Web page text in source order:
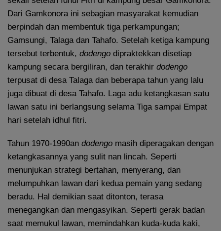
Dari Gamkonora ini sebagian masyarakat kemudian
berpindah dan membentuk tiga perkampungan;
Gamsungi, Talaga dan Tahafo. Setelah ketiga kampung
tersebut terbentuk, dodengo dipraktekkan disetiap
kampung secara bergiliran, dan terakhir dodengo
terpusat di desa Talaga dan beberapa tahun yang lalu
juga dibuat di desa Tahafo. Laga adu ketangkasan satu
lawan satu ini berlangsung selama Tiga sampai Empat
hari setelah idhul fitri.
Tahun 1970-1990an dodengo masih diperagakan dengan
ketangkasannya yang sulit nan lincah. Seperti
menunjukan strategi bertahan, menyerang, dan
melumpuhkan lawan dari kedua pemain yang sedang
beradu. Hal demikian saat ditonton, terasa
menegangkan dan mengasyikan. Seperti gerak badan
saat memukul lawan, memindahkan kuda-kuda kaki,